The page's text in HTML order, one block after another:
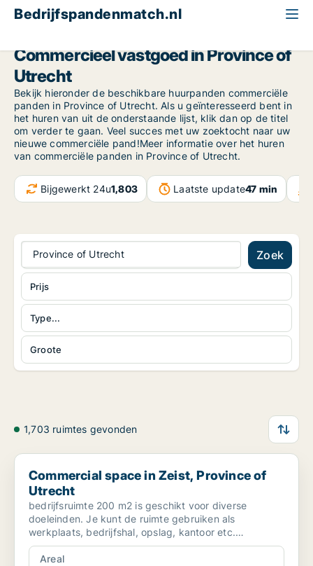
Bedrijfspandenmatch.nl
Commercieel vastgoed in Province of
Utrecht
Bekijk hieronder de beschikbare huurpanden commerciële
panden in Province of Utrecht. Als u geïnteresseerd bent in
het huren van uit de onderstaande lijst, klik dan op de titel
om verder te gaan. Veel succes met uw zoektocht naar uw
nieuwe commerciële pand!Meer informatie over het huren
van commerciële panden in Province of Utrecht.
Bijgewerkt 24u1,803 Laatste update47 min
Province of Utrecht Zoek
Type...
Groote
Prijs
1,703 ruimtes gevonden
Commercial space in Zeist, Province of Utrecht
Commercial space in Zeist, Province of
Utrecht
bedrijfsruimte 200 m2 is geschikt voor diverse
doeleinden. Je kunt de ruimte gebruiken als
werkplaats, bedrijfshal, opslag, kantoor etc.
Deelverhuur in ov...
Areal